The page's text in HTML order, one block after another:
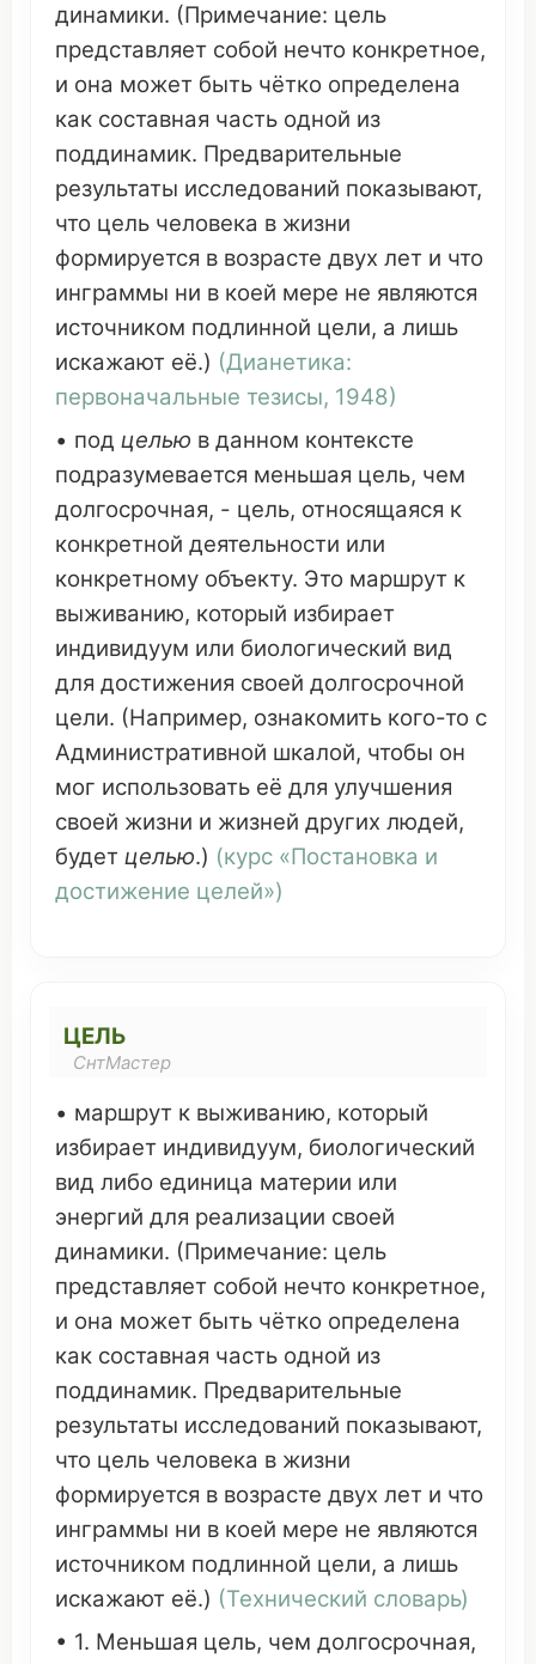
динамики. (Примечание: цель
представляет собой нечто конкретное,
и она может быть чётко определена
как составная часть одной из
поддинамик. Предварительные
результаты исследований показывают,
что цель человека в жизни
формируется в возрасте двух лет и что
инграммы ни в коей мере не являются
источником подлинной цели, а лишь
искажают её.) (Дианетика:
первоначальные тезисы, 1948)
• под целью в данном контексте
подразумевается меньшая цель, чем
долгосрочная, - цель, относящаяся к
конкретной деятельности или
конкретному объекту. Это маршрут к
выживанию, который избирает
индивидуум или биологический вид
для достижения своей долгосрочной
цели. (Например, ознакомить кого-то с
Административной шкалой, чтобы он
мог использовать её для улучшения
своей жизни и жизней других людей,
будет целью.) (курс «Постановка и
достижение целей»)
ЦЕЛЬ
СнтМастер
• маршрут к выживанию, который
избирает индивидуум, биологический
вид либо единица материи или
энергий для реализации своей
динамики. (Примечание: цель
представляет собой нечто конкретное,
и она может быть чётко определена
как составная часть одной из
поддинамик. Предварительные
результаты исследований показывают,
что цель человека в жизни
формируется в возрасте двух лет и что
инграммы ни в коей мере не являются
источником подлинной цели, а лишь
искажают её.) (Технический словарь)
• 1. Меньшая цель, чем долгосрочная,